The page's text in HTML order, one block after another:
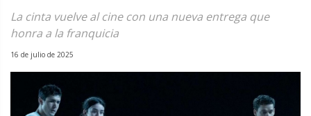
La cinta vuelve al cine con una nueva entrega que
honra a la franquicia
16 de julio de 2025